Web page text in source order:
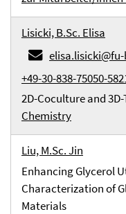
Lisicki, B.Sc. Elisa
+49-30-838-75050-
2D-Coculture and
Chemistry
Liu, M.Sc. Jin
Enhancing Glycerol
Characterization of
Materials